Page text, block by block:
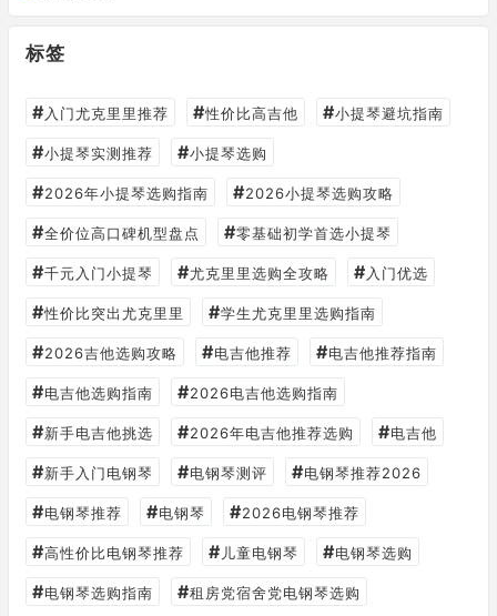
标签
# 入门尤克里里推荐 #性价比高吉他 #小提琴避坑指南
#小提琴实测推荐 #小提琴选购
#2026年小提琴选购指南 #2026小提琴选购攻略
#全价位高口碑机型盘点 #零基础初学首选小提琴
#千元入门小提琴 #尤克里里选购全攻略 # 入门优选
#性价比突出尤克里里 #学生尤克里里选购指南
#2026吉他选购攻略 #电吉他推荐 #电吉他推荐指南
#电吉他选购指南 #2026电吉他选购指南
#新手电吉他挑选 #2026年电吉他推荐选购 #电吉他
#新手入门电钢琴 #电钢琴测评 #电钢琴推荐2026
#电钢琴推荐 #电钢琴 #2026电钢琴推荐
#高性价比电钢琴推荐 # 儿童电钢琴 #电钢琴选购
#电钢琴选购指南 #租房党宿舍党电钢琴选购